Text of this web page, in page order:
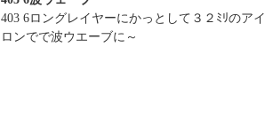
403 6ロングレイヤーにかっとして３２ﾐﾘのアイ
ロンでで波ウエーブに～